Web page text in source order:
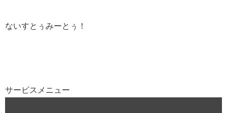
ないすとぅみーとぅ！
サービスメニュー